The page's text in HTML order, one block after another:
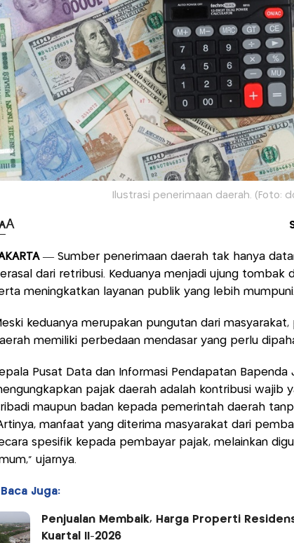
Ilustrasi penerimaan daerah. (Foto:
A
— Sumber penerimaan daerah tak hanya
dari retribusi. Keduanya menjadi ujung tombak
meningkatkan layanan publik yang lebih mumpuni.
keduanya merupakan pungutan dari
memiliki perbedaan mendasar yang perlu
Pusat Data dan Informasi Pendapatan Bapenda
pajak daerah adalah kontribusi wajib
maupun badan kepada pemerintah daerah
manfaat yang diterima masyarakat dari
spesifik kepada pembayar pajak, melainkan
ujarnya.
Baca Juga:
Penjualan Membaik, Harga Properti
Kuartal II-2026